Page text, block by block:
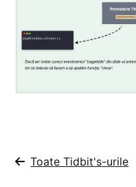
Toate Tidbit's-urile